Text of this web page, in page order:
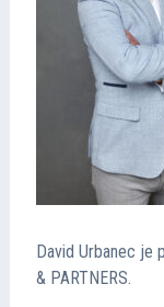
Spolupráce
Cena TMA
David Urbanec je
& PARTNERS.